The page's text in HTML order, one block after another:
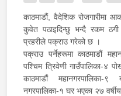
काठमाडौं, वैदेशिक रोजगारीमा
कुवेत पठाइदिन्छु भन्दै रकम
प्रहरीले पक्राउ गरेको छ ।
पक्राउ पर्नेहरूमा काठमाडौं
पश्चिम त्रिवेणी गाउँपालिका-४
काठमाडौं महानगरपालिका-
नगरपालिका-१ घर भएका २७